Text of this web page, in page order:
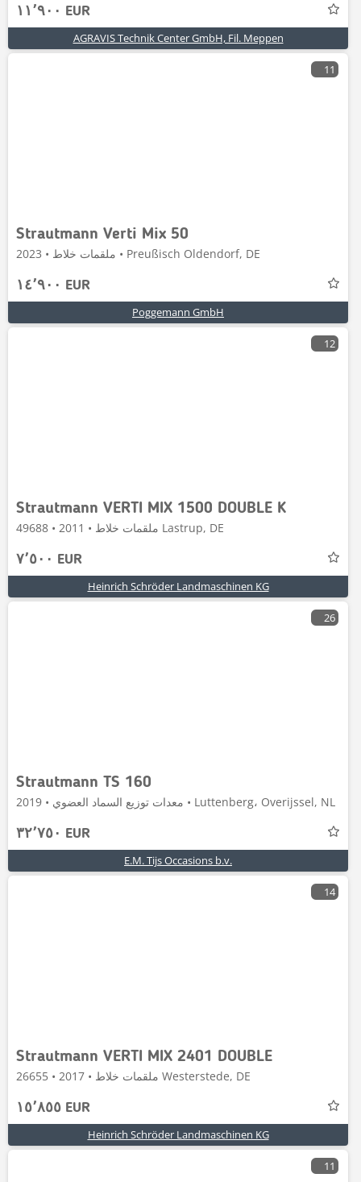
١١٬٩٠٠ EUR
AGRAVIS Technik Center GmbH, Fil. Meppen
11
Strautmann Verti Mix 50
ملقمات خلاط • 2023 • Preußisch Oldendorf, DE
١٤٬٩٠٠ EUR
Poggemann GmbH
12
Strautmann VERTI MIX 1500 DOUBLE K
ملقمات خلاط • 2011 • 49688 Lastrup, DE
٧٬٥٠٠ EUR
Heinrich Schröder Landmaschinen KG
26
Strautmann TS 160
معدات توزيع السماد العضوي • 2019 • Luttenberg، Overijssel, NL
٣٢٬٧٥٠ EUR
E.M. Tijs Occasions b.v.
14
Strautmann VERTI MIX 2401 DOUBLE
ملقمات خلاط • 2017 • 26655 Westerstede, DE
١٥٬٨٥٥ EUR
Heinrich Schröder Landmaschinen KG
11